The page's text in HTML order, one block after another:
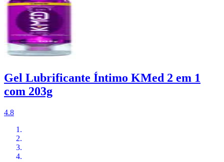
Gel Lubrificante Íntimo KMed 2 em 1
com 203g
4.8